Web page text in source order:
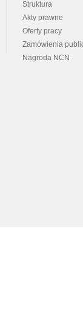
Struktura
Akty prawne
Oferty pracy
Zamówienia
Nagroda NCN